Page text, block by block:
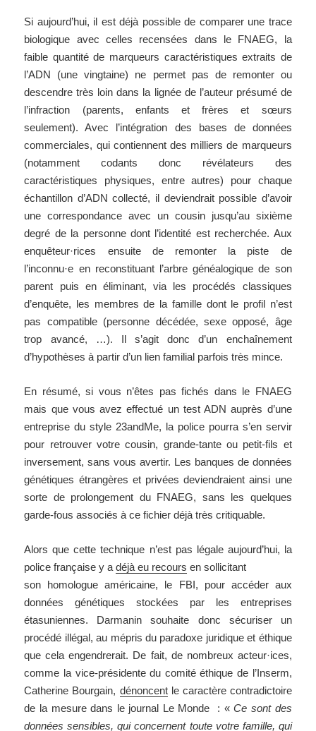
Si aujourd’hui, il est déjà possible de comparer une trace
biologique avec celles recensées dans le FNAEG, la
faible quantité de marqueurs caractéristiques extraits de
l’ADN (une vingtaine) ne permet pas de remonter ou
descendre très loin dans la lignée de l’auteur présumé de
l’infraction (parents, enfants et frères et sœurs
seulement). Avec l’intégration des bases de données
commerciales, qui contiennent des milliers de marqueurs
(notamment codants donc révélateurs des
caractéristiques physiques, entre autres) pour chaque
échantillon d’ADN collecté, il deviendrait possible d’avoir
une correspondance avec un cousin jusqu’au sixième
degré de la personne dont l’identité est recherchée. Aux
enquêteur·rices ensuite de remonter la piste de
l’inconnu·e en reconstituant l’arbre généalogique de son
parent puis en éliminant, via les procédés classiques
d’enquête, les membres de la famille dont le profil n’est
pas compatible (personne décédée, sexe opposé, âge
trop avancé, …). Il s’agit donc d’un enchaînement
d’hypothèses à partir d’un lien familial parfois très mince.
En résumé, si vous n’êtes pas fichés dans le FNAEG
mais que vous avez effectué un test ADN auprès d’une
entreprise du style 23andMe, la police pourra s’en servir
pour retrouver votre cousin, grande-tante ou petit-fils et
inversement, sans vous avertir. Les banques de données
génétiques étrangères et privées deviendraient ainsi une
sorte de prolongement du FNAEG, sans les quelques
garde-fous associés à ce fichier déjà très critiquable.
Alors que cette technique n’est pas légale aujourd’hui, la
police française y adéjà eu recours en sollicitant
son homologue américaine, le FBI, pour accéder aux
données génétiques stockées par les entreprises
étasuniennes. Darmanin souhaite donc sécuriser un
procédé illégal, au mépris du paradoxe juridique et éthique
que cela engendrerait. De fait, de nombreux acteur·ices,
comme la vice-présidente du comité éthique de l’Inserm,
Catherine Bourgain, dénoncentle caractère contradictoire
de la mesure dans le journal Le Monde : «Ce sont des
données sensibles, qui concernent toute votre famille, qui